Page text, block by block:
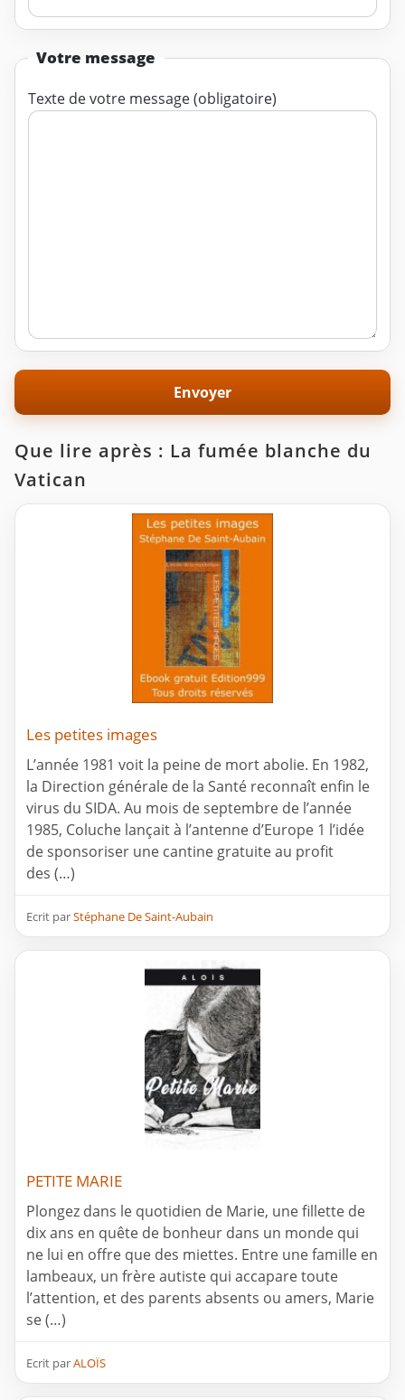
Votre message
Texte de votre message (obligatoire)
Que lire après : La fumée blanche du
Vatican
Les petites images
L’année 1981 voit la peine de mort abolie. En 1982,
la Direction générale de la Santé reconnaît enfin le
virus du SIDA. Au mois de septembre de l’année
1985, Coluche lançait à l’antenne d’Europe 1 l’idée
de sponsoriser une cantine gratuite au profit
des (…)
Ecrit parStéphane De Saint-Aubain
PETITE MARIE
Plongez dans le quotidien de Marie, une fillette de
dix ans en quête de bonheur dans un monde qui
ne lui en offre que des miettes. Entre une famille en
lambeaux, un frère autiste qui accapare toute
l’attention, et des parents absents ou amers, Marie
se (…)
Ecrit parALOÏS